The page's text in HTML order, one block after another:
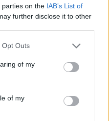
parties on the IAB’s List of
further disclose it to other
uses one or more Google
behaviour. You may click to
and its third-party tags to
purposes in below Google
Opt Outs
of my
of my
durante